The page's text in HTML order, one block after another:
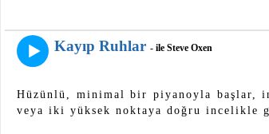
Kayıp Ruhlar - ile Steve Oxen
Hüzünlü, minimal bir piyanoyla başlar,
veya iki yüksek noktaya doğru incelikle